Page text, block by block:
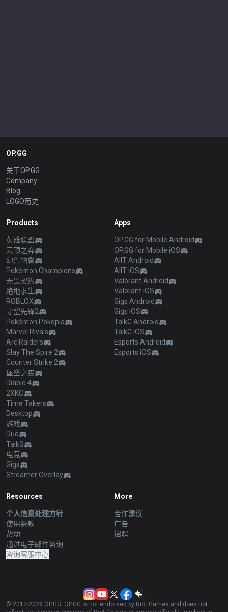
OP.GG
关于OP.GG
Company
Blog
LOGO历史
Products
英雄联盟
云顶之弈
幻兽帕鲁
Pokémon Champions
无畏契约
绝地求生
ROBLOX
守望先锋2
Pokémon Pokopia
Marvel Rivals
Arc Raiders
Slay The Spire 2
Counter Strike 2
堡垒之夜
Diablo 4
2XKO
Time Takers
Desktop
游戏
Duo
TalkG
电竞
Gigs
Streamer Overlay
Apps
OP.GG for Mobile Android
OP.GG for Mobile iOS
AllT Android
AllT iOS
Valorant Android
Valorant iOS
Gigs Android
Gigs iOS
TalkG Android
TalkG iOS
Esports Android
Esports iOS
Resources
个人信息处理方针
使用条款
帮助
通过电子邮件咨询
咨询客服中心
More
合作建议
广告
招聘
© 2012-2026 OP.GG. OP.GG is not endorsed by Riot Games and does not